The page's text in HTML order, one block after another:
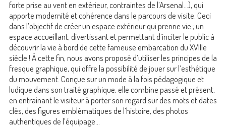
forte prise au vent en extérieur, contraintes de l’Arsenal…), qui
apporte modernité et cohérence dans le parcours de visite. Ceci
dans l’objectif de créer un espace extérieur qui prenne vie ; un
espace accueillant, divertissant et permettant d’inciter le public à
découvrir la vie à bord de cette fameuse embarcation du XVIIIe
siècle ! À cette fin, nous avons proposé d’utiliser les principes de la
fresque graphique, qui offre la possibilité de jouer sur l’esthétique
du mouvement. Conçue sur un mode à la fois pédagogique et
ludique dans son traité graphique, elle combine passé et présent,
en entraînant le visiteur à porter son regard sur des mots et dates
clés, des figures emblématiques de l’histoire, des photos
authentiques de l’équipage…